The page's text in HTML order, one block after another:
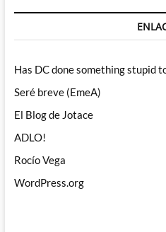
Has DC done something stupid
Seré breve (EmeA)
El Blog de Jotace
ADLO!
Rocío Vega
WordPress.org